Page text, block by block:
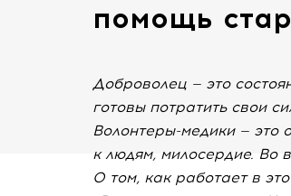
помощь
Доброволец — это
готовы потратить свои
Волонтеры-медики — это
к людям, милосердие. Во
О том, как работает в